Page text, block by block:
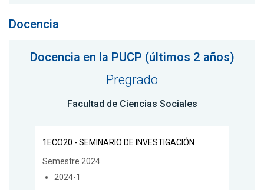
Docencia
Docencia en la PUCP (últimos 2 años)
Pregrado
Facultad de Ciencias Sociales
1ECO20 - SEMINARIO DE INVESTIGACIÓN
Semestre 2024
2024-1